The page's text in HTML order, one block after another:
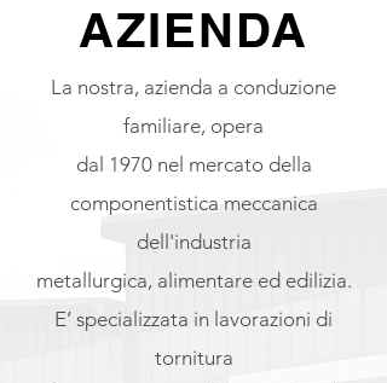
AZIENDA
La nostra, azienda a conduzione
familiare, opera
dal 1970 nel mercato della
componentistica meccanica
dell'industria
metallurgica, alimentare ed edilizia.
E’ specializzata in lavorazioni di
tornitura